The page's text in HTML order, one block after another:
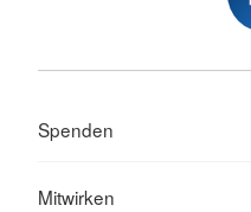
Spenden
Mitwirken